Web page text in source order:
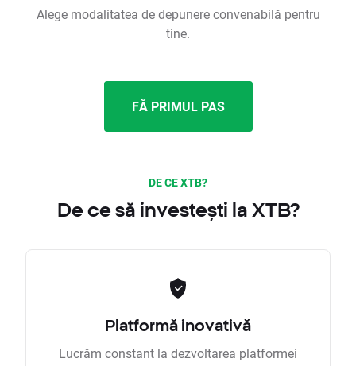
Alege modalitatea de depunere convenabilă pentru
tine.
FĂ PRIMUL PAS
DE CE XTB?
De ce să investești la XTB?
Platformă inovativă
Lucrăm constant la dezvoltarea platformei